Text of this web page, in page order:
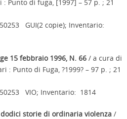
Punto di fuga, [1997] – 57 p. ; 21
GUI(2 copie); Inventario:
15 febbraio 1996, N. 66 / a cura di
: Punto di Fuga, ?1999? – 97 p. ; 21
VIO; Inventario: 1814
dodici storie di ordinaria violenza /